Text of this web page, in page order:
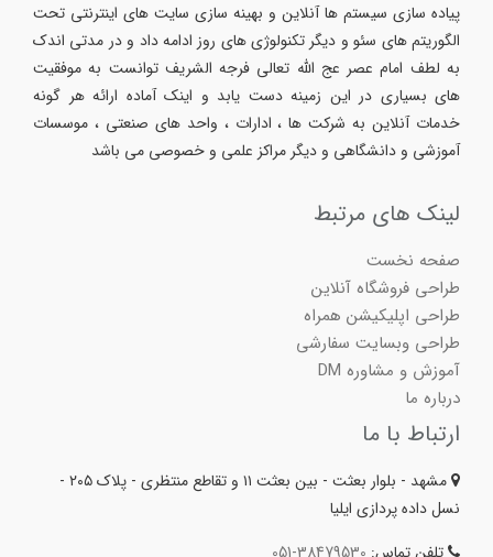
پیاده سازی سیستم ها آنلاین و بهینه سازی سایت های اینترنتی تحت
الگوریتم های سئو و دیگر تکنولوژی های روز ادامه داد و در مدتی اندک
به لطف امام عصر عج الله تعالی فرجه الشریف توانست به موفقیت
های بسیاری در این زمینه دست یابد و اینک آماده ارائه هر گونه
خدمات آنلاین به شرکت ها ، ادارات ، واحد های صنعتی ، موسسات
آموزشی و دانشگاهی و دیگر مراکز علمی و خصوصی می باشد
لینک های مرتبط
صفحه نخست
طراحی فروشگاه آنلاین
طراحی اپلیکیشن همراه
طراحی وبسایت سفارشی
آموزش و مشاوره DM
درباره ما
ارتباط با ما
مشهد - بلوار بعثت - بین بعثت ۱۱ و تقاطع منتظری - پلاک ۲۰۵ -
نسل داده پردازی ایلیا